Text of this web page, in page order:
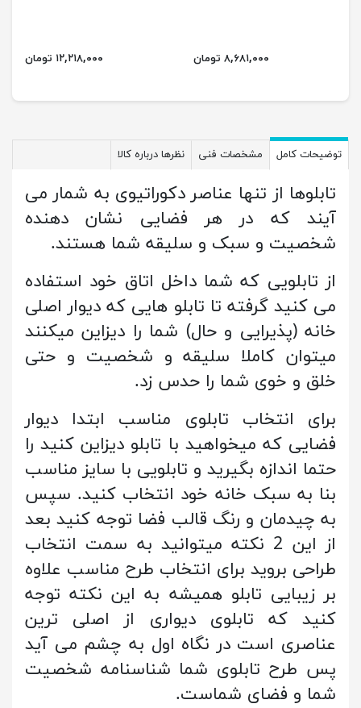
۸,۶۸۱,۰۰۰ تومان ۱۲,۲۱۸,۰۰۰ تومان
توضیحات کامل مشخصات فنی نظرها درباره کالا
تابلوها از تنها عناصر دکوراتیوی به شمار می
آیند که در هر فضایی نشان دهنده
شخصیت و سبک و سلیقه شما هستند.
از تابلویی که شما داخل اتاق خود استفاده
می کنید گرفته تا تابلو هایی که دیوار اصلی
خانه (پذیرایی و حال) شما را دیزاین میکنند
میتوان کاملا سلیقه و شخصیت و حتی
خلق و خوی شما را حدس زد.
برای انتخاب تابلوی مناسب ابتدا دیوار
فضایی که میخواهید با تابلو دیزاین کنید را
حتما اندازه بگیرید و تابلویی با سایز مناسب
بنا به سبک خانه خود انتخاب کنید. سپس
به چیدمان و رنگ قالب فضا توجه کنید بعد
از این 2 نکته میتوانید به سمت انتخاب
طراحی بروید برای انتخاب طرح مناسب علاوه
بر زیبایی تابلو همیشه به این نکته توجه
کنید که تابلوی دیواری از اصلی ترین
عناصری است در نگاه اول به چشم می آید
پس طرح تابلوی شما شناسنامه شخصیت
شما و فضای شماست.